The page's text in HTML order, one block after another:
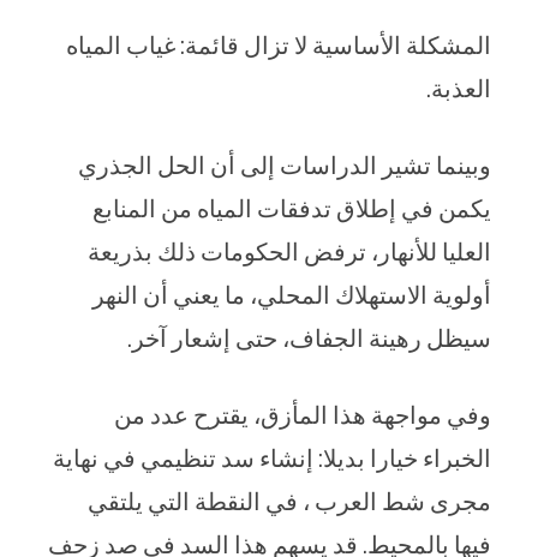
المشكلة الأساسية لا تزال قائمة: غياب المياه
العذبة.
وبينما تشير الدراسات إلى أن الحل الجذري
يكمن في إطلاق تدفقات المياه من المنابع
العليا للأنهار، ترفض الحكومات ذلك بذريعة
أولوية الاستهلاك المحلي، ما يعني أن النهر
سيظل رهينة الجفاف، حتى إشعار آخر.
وفي مواجهة هذا المأزق، يقترح عدد من
الخبراء خيارا بديلا: إنشاء سد تنظيمي في نهاية
مجرى شط العرب ، في النقطة التي يلتقي
فيها بالمحيط. قد يسهم هذا السد في صد زحف